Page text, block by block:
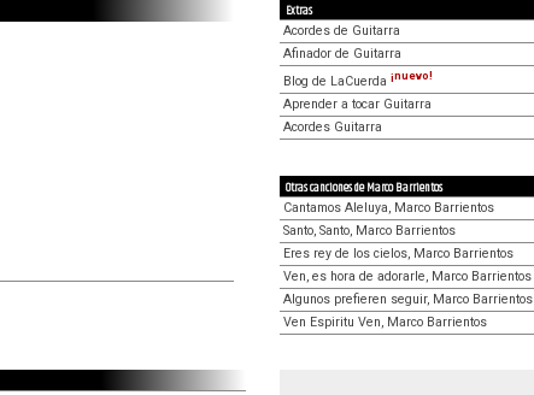
Extras
Acordes de Guitarra
Afinador de Guitarra
Blog de LaCuerda ¡nuevo!
Aprender a tocar Guitarra
Acordes Guitarra
Otras canciones de Marco Barrientos
Cantamos Aleluya, Marco Barrientos
Santo, Santo, Marco Barrientos
Eres rey de los cielos, Marco Barrientos
Ven, es hora de adorarle, Marco Barrientos
Algunos prefieren seguir, Marco Barrientos
Ven Espiritu Ven, Marco Barrientos